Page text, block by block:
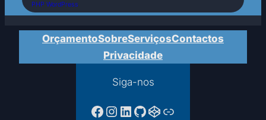
PHP WordPress
OrçamentoSobreServiçosContactos
Privacidade
Siga-nos
Facebook da PTPAC
Instagram
LinkedIn
GitHub
CodePen
Ligação